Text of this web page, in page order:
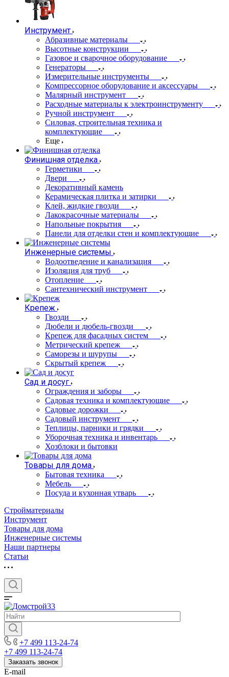
Инструмент
Абразивные материалы
Высотные конструкции
Газовое и сварочное оборудование
Генераторы
Измерительные инструменты
Компрессорное оборудование и аксессуары
Малярный инструмент
Расходные материалы к электроинструменту
Ручной инструмент
Силовая, строительная техника и
комплектующие
Еще
Финишная отделка
Герметики
Двери
Декоративный камень
Керамическая плитка и затирки
Клей, жидкие гвозди
Лакокрасочные материалы
Напольные покрытия
Панели для отделки стен и комплектующие
Инженерные системы
Водоотведение и канализация
Изоляция для труб
Отопление
Сантехнический инструмент
Крепеж
Гвозди
Дюбели и дюбель-гвозди
Крепеж для фасадных систем
Метрический крепеж
Саморезы и шурупы
Скрытый крепеж
Сад и досуг
Ограждения и заборы
Садовая техника и комплектующие
Садовые дорожки
Садовый инструмент
Теплицы, парники и грядки
Уборочная техника и инвентарь
Хозблоки и бытовки
Товары для дома
Бытовая техника
Мебель
Посуда и кухонная утварь
Стройматериалы
Инструмент
Товары для дома
Инженерные системы
Наши партнеры
Статьи
+7 499 113-24-74
+7 499 113-24-74
Заказать звонок
E-mail